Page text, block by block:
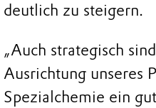
deutlich zu steigern.
„Auch strategisch
Ausrichtung unseres
Spezialchemie ein